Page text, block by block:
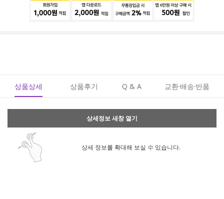
상품상세 상품후기 Q & A 교환·배송·반품
상세정보 새창 열기
상세 정보를 확대해 보실 수 있습니다.